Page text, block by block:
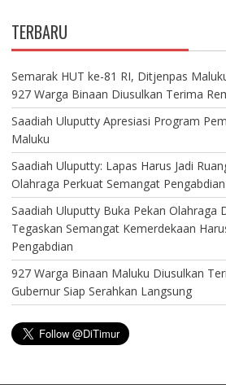
TERBARU
Semarak HUT ke-81 RI, Ditjenpas
927 Warga Binaan Diusulkan Terima
Saadiah Uluputty Apresiasi Program
Maluku
Saadiah Uluputty: Lapas Harus Jadi
Olahraga Perkuat Semangat Pengabdian
Saadiah Uluputty Buka Pekan Olahraga
Tegaskan Semangat Kemerdekaan
Pengabdian
927 Warga Binaan Maluku Diusulkan
Gubernur Siap Serahkan Langsung